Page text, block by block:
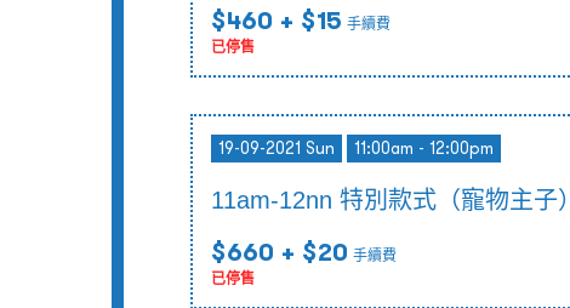
$460 + $15 手續費
已停售
19-09-2021 Sun 11:00am - 12:00pm
11am-12nn 特別款式（寵物主子）
$660 + $20 手續費
已停售